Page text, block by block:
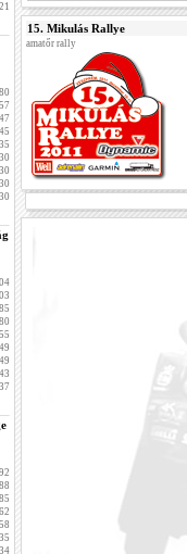
21
80
57
47
45
35
30
30
30
30
85
80
55
49
49
43
37
92
88
85
62
58
35
34
15. Mikulás Rallye
amatőr rally